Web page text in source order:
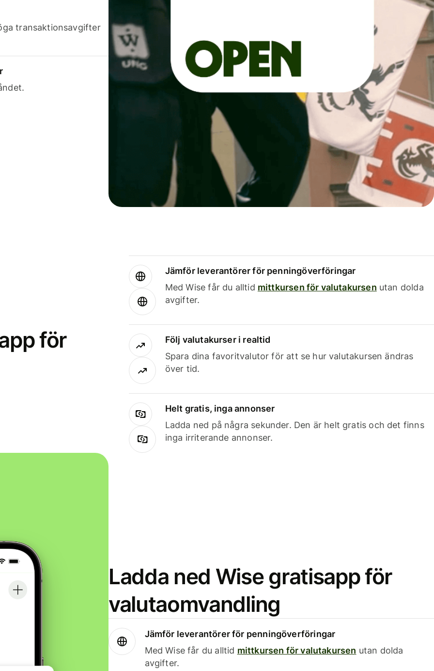
transaktionsavgifter
för
Jämför leverantörer för penningöverföringar
Med Wise får du alltid mittkursen för valutakursen utan dolda
avgifter.
Följ valutakurser i realtid
Spara dina favoritvalutor för att se hur valutakursen ändras
över tid.
Helt gratis, inga annonser
Ladda ned på några sekunder. Den är helt gratis och det finns
inga irriterande annonser.
Ladda ned Wise gratisapp för
valutaomvandling
Jämför leverantörer för penningöverföringar
Med Wise får du alltid mittkursen för valutakursen utan dolda
avgifter.